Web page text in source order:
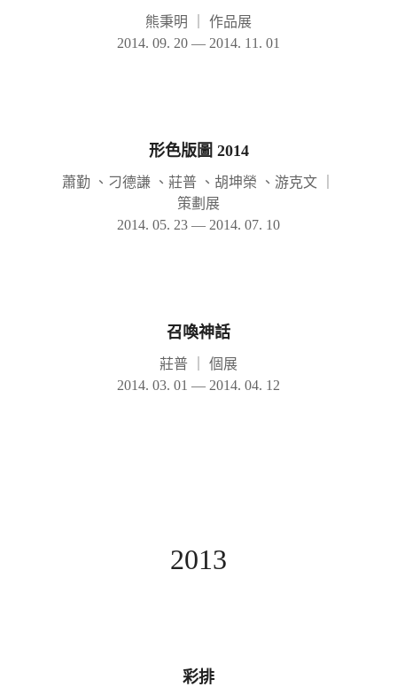
熊秉明
作品展
2014. 09. 20 — 2014. 11. 01
形色版圖 2014
蕭勤 、刁德謙 、莊普 、胡坤榮 、游克文
策劃展
2014. 05. 23 — 2014. 07. 10
召喚神話
莊普
個展
2014. 03. 01 — 2014. 04. 12
2013
彩排